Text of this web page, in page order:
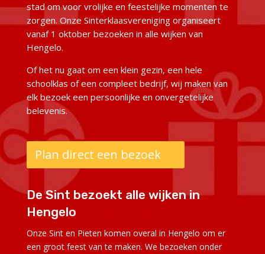
stad om voor vrolijke en feestelijke momenten te
zorgen. Onze Sinterklaasvereniging organiseert
vanaf 1 oktober bezoeken in alle wijken van
Hengelo.
Of het nu gaat om een klein gezin, een hele
schoolklas of een compleet bedrijf, wij maken van
elk bezoek een persoonlijke en onvergetelijke
belevenis.
Plan direct een bezoek
De Sint bezoekt alle wijken in
Hengelo
Onze Sint en Pieten komen overal in Hengelo om er
een groot feest van te maken. We bezoeken onder